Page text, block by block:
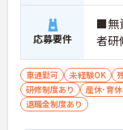
応募要件
■無
者
車通勤可 未経験OK
研修制度あり
産休･育
退職金制度あり